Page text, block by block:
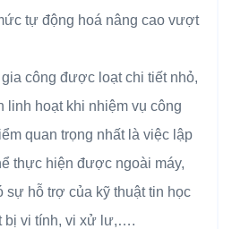
tự động hoá nâng cao vượt
công được loạt chi tiết nhỏ,
linh hoạt khi nhiệm vụ công
quan trọng nhất là việc lập
thực hiện được ngoài máy,
sự hỗ trợ của kỹ thuật tin học
bị vi tính, vi xử lư,….